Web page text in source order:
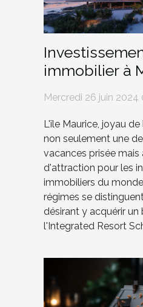
immobilier à
vs RES, quel
Mercredi 26 juin 2024
L'île Maurice, joyau
non seulement une
vacances prisée mais
d'attraction pour les
immobiliers du
régimes se
désirant y acquérir un
l'Integrated Resort